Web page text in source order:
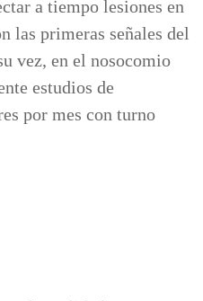
a tiempo lesiones en
las primeras señales del
vez, en el nosocomio
estudios de
por mes con turno